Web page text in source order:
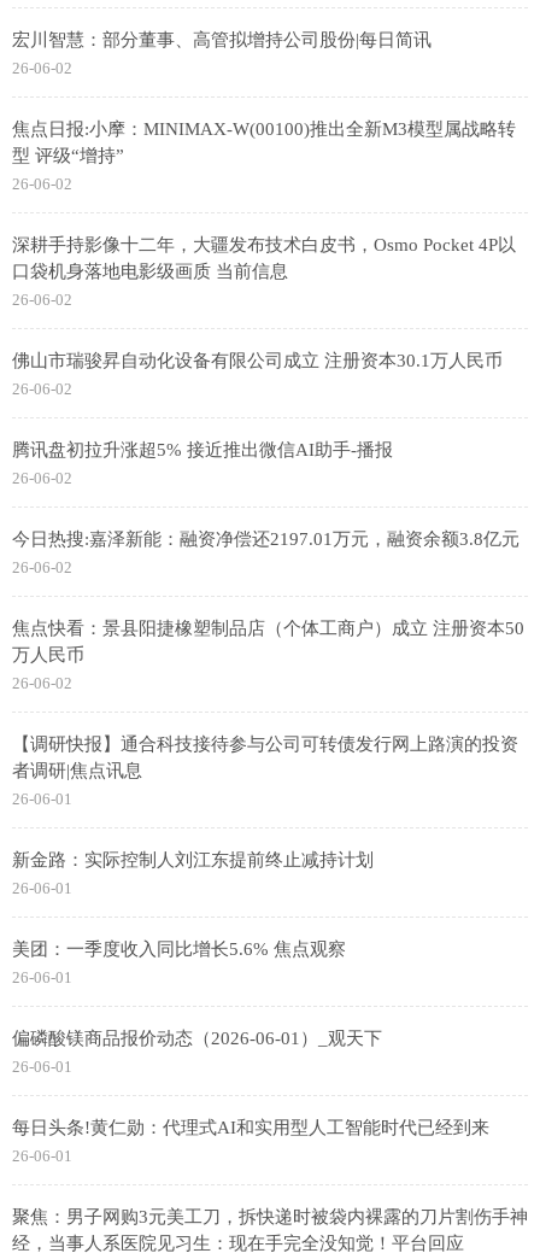
宏川智慧：部分董事、高管拟增持公司股份|每日简讯
26-06-02
焦点日报:小摩：MINIMAX-W(00100)推出全新M3模型属战略转
型 评级“增持”
26-06-02
深耕手持影像十二年，大疆发布技术白皮书，Osmo Pocket 4P以
口袋机身落地电影级画质 当前信息
26-06-02
佛山市瑞骏昇自动化设备有限公司成立 注册资本30.1万人民币
26-06-02
腾讯盘初拉升涨超5% 接近推出微信AI助手-播报
26-06-02
今日热搜:嘉泽新能：融资净偿还2197.01万元，融资余额3.8亿元
26-06-02
焦点快看：景县阳捷橡塑制品店（个体工商户）成立 注册资本50
万人民币
26-06-02
【调研快报】通合科技接待参与公司可转债发行网上路演的投资
者调研|焦点讯息
26-06-01
新金路：实际控制人刘江东提前终止减持计划
26-06-01
美团：一季度收入同比增长5.6% 焦点观察
26-06-01
偏磷酸镁商品报价动态（2026-06-01）_观天下
26-06-01
每日头条!黄仁勋：代理式AI和实用型人工智能时代已经到来
26-06-01
聚焦：男子网购3元美工刀，拆快递时被袋内裸露的刀片割伤手神
经，当事人系医院见习生：现在手完全没知觉！平台回应